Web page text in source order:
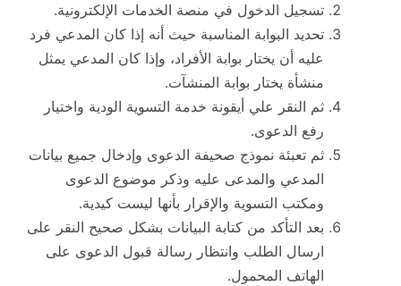
تسجيل الدخول في منصة الخدمات الإلكترونية.
تحديد البوابة المناسبة حيث أنه إذا كان المدعي فرد
عليه أن يختار بوابة الأفراد، وإذا كان المدعي يمثل
منشأة يختار بوابة المنشآت.
ثم النقر علي أيقونة خدمة التسوية الودية واختيار
رفع الدعوى.
ثم تعبئة نموذج صحيفة الدعوى وإدخال جميع بيانات
المدعي والمدعى عليه وذكر موضوع الدعوى
ومكتب التسوية والإقرار بأنها ليست كيدية.
بعد التأكد من كتابة البيانات بشكل صحيح النقر على
ارسال الطلب وانتظار رسالة قبول الدعوى على
الهاتف المحمول.